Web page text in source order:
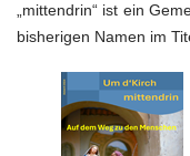
„mittendrin“ ist ein
bisherigen Namen im